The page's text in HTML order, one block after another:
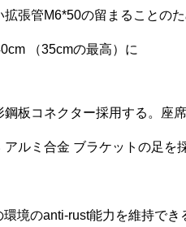
張管M6*50の留まることの
（35cmの最高）に
板コネクター採用する。座
ルミ合金 ブラケットの足
境のanti-rust能力を維持でき